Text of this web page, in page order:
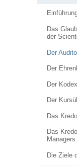
Das
der
Der
Der
Der
Der
Das
Das
Managers
Die Ziele